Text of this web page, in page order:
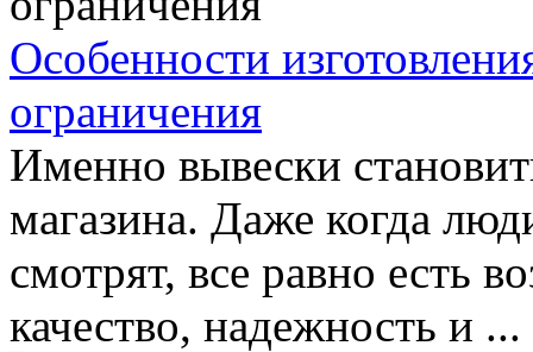
Особенности
ограничения
Именно вывески
магазина. Даже когда
смотрят, все равно есть
качество, надежность и ...